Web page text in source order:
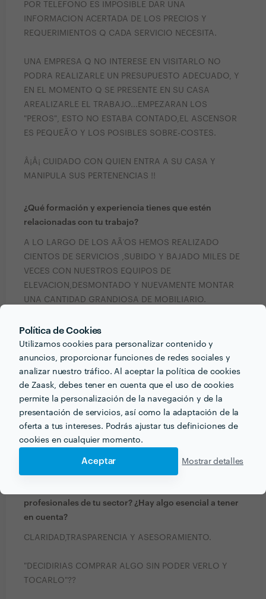
Política de Cookies
Utilizamos cookies para personalizar contenido y
anuncios, proporcionar funciones de redes sociales y
analizar nuestro tráfico. Al aceptar la política de cookies
de Zaask, debes tener en cuenta que el uso de cookies
permite la personalización de la navegación y de la
presentación de servicios, así como la adaptación de la
oferta a tus intereses. Podrás ajustar tus definiciones de
cookies en cualquier momento.
Aceptar Mostrar detalles
POR TELEFONO ES IMPOSIBLE DAR UNA
INFORMACION ACERTADA DE LOS PRECIOS Y
REQUERIMIENTOS Q CADA SERVICIO NECESITA.
UNA EMPRESA Q NO INTERESE EN VISITARLO NO
PODRA REALIZARLE UN PRESUPUESTO ADECUADO, Y
EN EL MOMENTO Q SE PRESENTE EN SU CASA
AREALIZARLE EL TRABAJO...EMPEZARAN LOS
"PEROS", ESTO NO ESTABA CONTADO,EL ASCENSOR
ES PEQUEÃ‘O Y LOS POSIBLES SOBRE-COSTES.
Â¡Â¡ CUIDADO CON QUIEN ENTRA A SU CASA Y
MANIPULA SUS PERTENENCIAS !!
¿Qué formación y experiencia tienes que estén
relacionadas con tu trabajo?
A LO LARGO DE LOS AÃ‘OS HEMOS REALIZADO
CIENTOS DE SERVICIOS ,SUBIDO Y BAJADO MILES DE
VECES CON NUESTROS EQUIPOS DE
ELEVACION,DESMONTADO Y NUEVAMENTE MONTAR
UNA CANTIDAD GRANDIOSA DE MOBILIARIO.
HEMOS RECORRIDO MILES DE KILOMETROS TANTO
EN EL TERRITORIO NACIONAL COMO INTERNACIONAL
CON LAS PERTENENCIAS Y MERCANCIAS DE
NUESTROS CLIENTES.
ESTA EXPERIENCIA NOS DA EL CONOCIMIENTO
NECESARIO PARA OFRECER A NUESTRA CLIENTELA
UNA ASESORIA PROFESIONAL COMPLETA DE LA
MEJOR FORMA PARA LA REALIZACION DE CADA
profesionales de tu sector? ¿Hay algo esencial a tener
en cuenta?
CLARIDAD,TRASPARENCIA Y ASESORAMIENTO.
"DECIDIRIAS COMPRAR ALGO SIN PODER VERLO Y
TOCARLO"??